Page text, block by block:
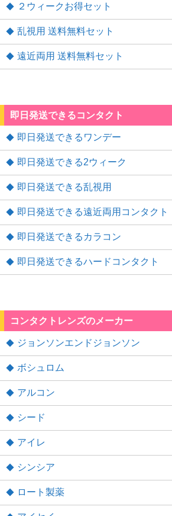
２ウィークお得セット
乱視用 送料無料セット
遠近両用 送料無料セット
即日発送できるコンタクト
即日発送できるワンデー
即日発送できる2ウィーク
即日発送できる乱視用
即日発送できる遠近両用コンタクト
即日発送できるカラコン
即日発送できるハードコンタクト
コンタクトレンズのメーカー
ジョンソンエンドジョンソン
ボシュロム
アルコン
シード
アイレ
シンシア
ロート製薬